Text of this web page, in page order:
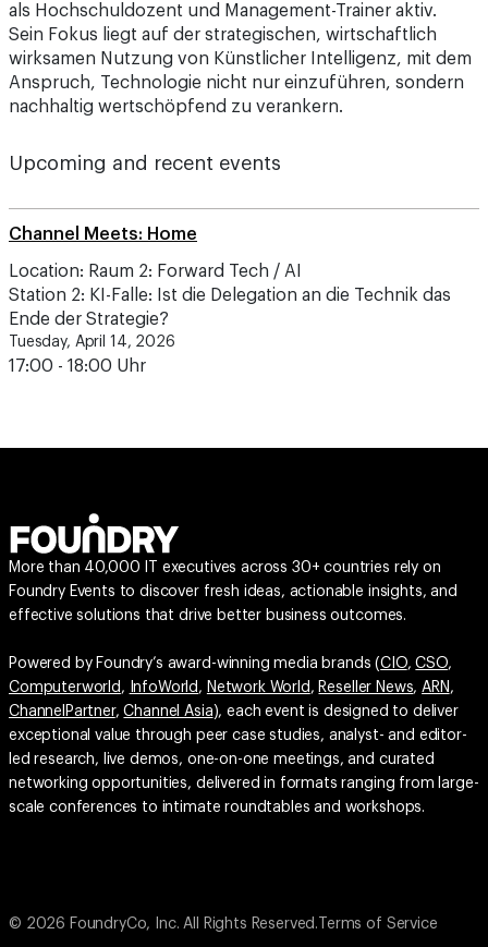
als Hochschuldozent und Management-Trainer aktiv.
Sein Fokus liegt auf der strategischen, wirtschaftlich
wirksamen Nutzung von Künstlicher Intelligenz, mit dem
Anspruch, Technologie nicht nur einzuführen, sondern
nachhaltig wertschöpfend zu verankern.
Upcoming and recent events
Channel Meets: Home
Location: Raum 2: Forward Tech / AI
Station 2: KI-Falle: Ist die Delegation an die Technik das
Ende der Strategie?
Tuesday, April 14, 2026
17:00 - 18:00 Uhr
More than 40,000 IT executives across 30+ countries rely on
Foundry Events to discover fresh ideas, actionable insights, and
effective solutions that drive better business outcomes.
Powered by Foundry’s award-winning media brands (CIO,CSO,
Computerworld , InfoWorld , Network World , Reseller News,ARN ,
ChannelPartner,Channel Asia), each event is designed to deliver
exceptional value through peer case studies, analyst- and editor-
led research, live demos, one-on-one meetings, and curated
networking opportunities, delivered in formats ranging from large-
scale conferences to intimate roundtables and workshops.
© 2026 FoundryCo, Inc. All Rights Reserved. Terms of Service